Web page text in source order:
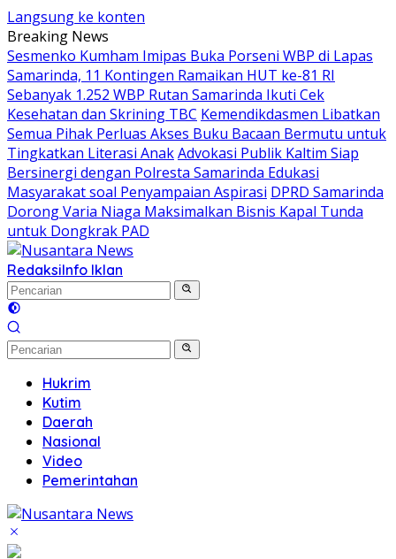
Langsung ke konten
Breaking News
Sesmenko Kumham Imipas Buka Porseni WBP di Lapas
Samarinda, 11 Kontingen Ramaikan HUT ke-81 RI
Sebanyak 1.252 WBP Rutan Samarinda Ikuti Cek
Kesehatan dan Skrining TBC Kemendikdasmen Libatkan
Semua Pihak Perluas Akses Buku Bacaan Bermutu untuk
Tingkatkan Literasi AnakAdvokasi Publik Kaltim Siap
Bersinergi dengan Polresta Samarinda Edukasi
Masyarakat soal Penyampaian Aspirasi DPRD Samarinda
Dorong Varia Niaga Maksimalkan Bisnis Kapal Tunda
untuk Dongkrak PAD
RedaksiInfo Iklan
Hukrim
Kutim
Daerah
Nasional
Video
Pemerintahan